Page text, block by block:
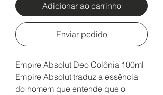
Adicionar ao carrinho
Enviar pedido
Empire Absolut Deo Colônia 100ml
Empire Absolut traduz a essência
do homem que entende que o